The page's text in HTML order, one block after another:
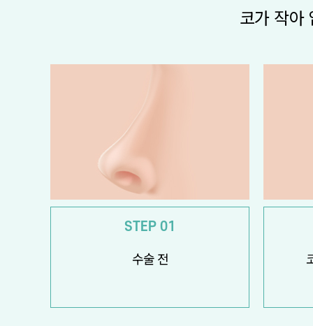
코가 작아
STEP 01
수술 전